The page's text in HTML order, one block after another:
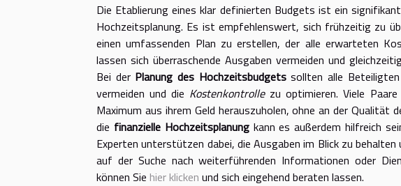
Die Etablierung eines klar definierten Budgets ist ein
Hochzeitsplanung. Es ist empfehlenswert, sich frühzeitig zu
einen umfassenden Plan zu erstellen, der alle erwarteten
lassen sich überraschende Ausgaben vermeiden und
Bei der Planung des Hochzeitsbudgetssollten alle
vermeiden und die Kostenkontrollezu optimieren. Viele
Maximum aus ihrem Geld herauszuholen, ohne an der Qualität
die finanzielle Hochzeitsplanungkann es außerdem hilfreich
Experten unterstützen dabei, die Ausgaben im Blick zu behalten
auf der Suche nach weiterführenden Informationen oder
können Sie hier klicken und sich eingehend beraten lassen.